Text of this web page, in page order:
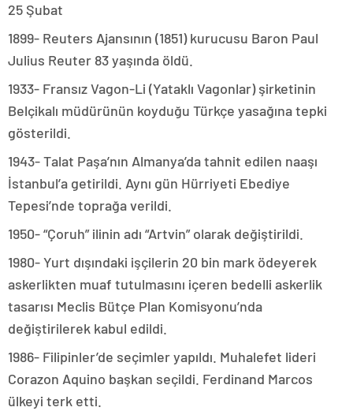
25 Şubat
1899- Reuters Ajansının (1851) kurucusu Baron Paul
Julius Reuter 83 yaşında öldü.
1933- Fransız Vagon-Li (Yataklı Vagonlar) şirketinin
Belçikalı müdürünün koyduğu Türkçe yasağına tepki
gösterildi.
1943- Talat Paşa’nın Almanya’da tahnit edilen naaşı
İstanbul’a getirildi. Aynı gün Hürriyeti Ebediye
Tepesi’nde toprağa verildi.
1950- “Çoruh” ilinin adı “Artvin” olarak değiştirildi.
1980- Yurt dışındaki işçilerin 20 bin mark ödeyerek
askerlikten muaf tutulmasını içeren bedelli askerlik
tasarısı Meclis Bütçe Plan Komisyonu’nda
değiştirilerek kabul edildi.
1986- Filipinler’de seçimler yapıldı. Muhalefet lideri
Corazon Aquino başkan seçildi. Ferdinand Marcos
ülkeyi terk etti.